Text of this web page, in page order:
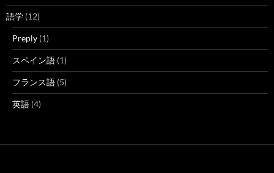
語学 (12)
Preply (1)
スペイン語 (1)
フランス語 (5)
英語 (4)